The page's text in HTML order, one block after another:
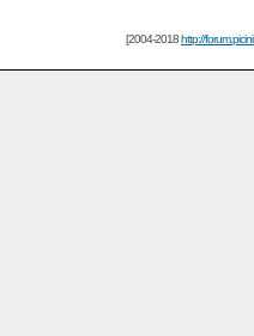
[2004-2018http://